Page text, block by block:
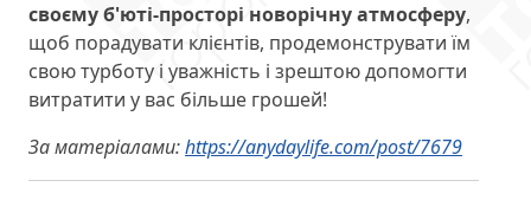
своєму б'юті-просторі новорічну атмосферу,
щоб порадувати клієнтів, продемонструвати їм
свою турботу і уважність і зрештою допомогти
витратити у вас більше грошей!
За матеріалами:https://anydaylife.com/post/7679